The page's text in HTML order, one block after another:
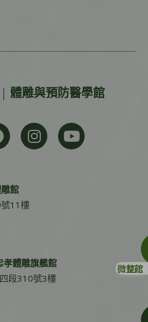
體雕與預防醫學館
館
11樓
孝體雕旗艦館
段310號3樓
微整館